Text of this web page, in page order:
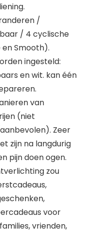
/
/ 4 cyclische
en Smooth).
ingesteld:
en wit. kan één
van
(niet
Zeer
zijn na langdurig
pijn doen ogen.
zou
voor
vrienden,